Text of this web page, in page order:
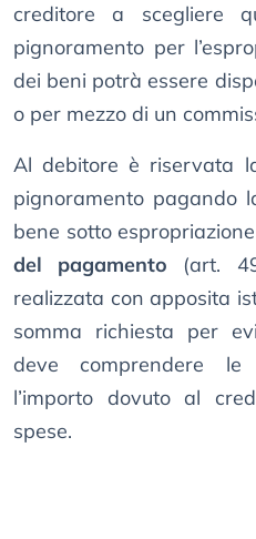
creditore a scegliere
pignoramento per
dei beni potrà essere
o per mezzo di un
Al debitore è riservata
pignoramento pagando
bene sotto
del pagamento (art.
realizzata con apposita
somma richiesta per
deve comprendere le
l’importo dovuto al
spese.